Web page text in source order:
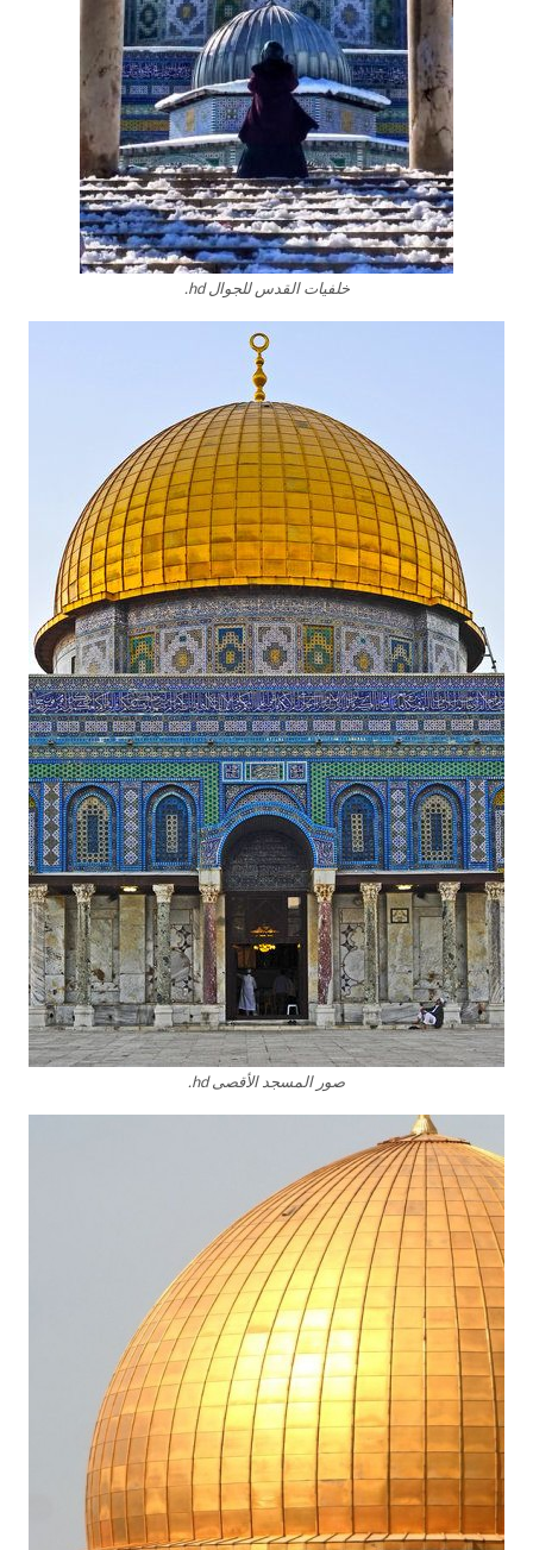
خلفيات القدس للجوال hd.
صور المسجد الأقصى hd.